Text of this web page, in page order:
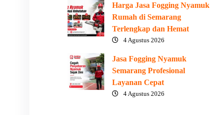
Harga Jasa Fogging Nyamuk
Rumah di Semarang
Terlengkap dan Hemat
4 Agustus 2026
Jasa Fogging Nyamuk
Semarang Profesional
Layanan Cepat
4 Agustus 2026